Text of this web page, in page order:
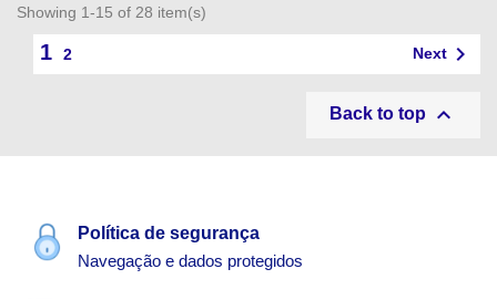
Showing 1-15 of 28 item(s)
1 2 Next 
Back to top 
Política de segurança
Navegação e dados protegidos